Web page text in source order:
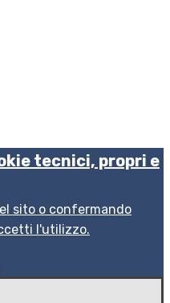
tecnici, propri e
sito o confermando
l'utilizzo.